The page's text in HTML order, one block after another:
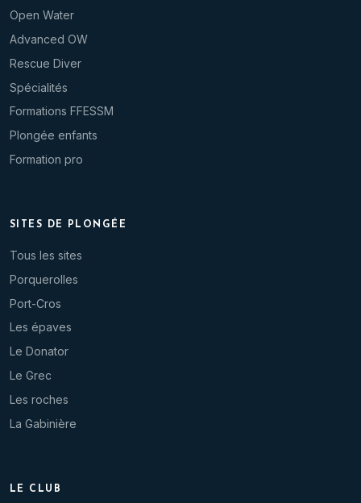
Open Water
Advanced OW
Rescue Diver
Spécialités
Formations FFESSM
Plongée enfants
Formation pro
SITES DE PLONGÉE
Tous les sites
Porquerolles
Port-Cros
Les épaves
Le Donator
Le Grec
Les roches
La Gabinière
LE CLUB